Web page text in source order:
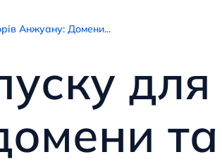
Анжуану: Домени...
та